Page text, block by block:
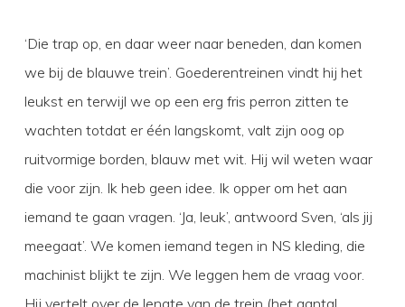
‘Die trap op, en daar weer naar beneden, dan komen
we bij de blauwe trein’. Goederentreinen vindt hij het
leukst en terwijl we op een erg fris perron zitten te
wachten totdat er één langskomt, valt zijn oog op
ruitvormige borden, blauw met wit. Hij wil weten waar
die voor zijn. Ik heb geen idee. Ik opper om het aan
iemand te gaan vragen. ‘Ja, leuk’, antwoord Sven, ‘als jij
meegaat’. We komen iemand tegen in NS kleding, die
machinist blijkt te zijn. We leggen hem de vraag voor.
Hij vertelt over de lengte van de trein (het aantal